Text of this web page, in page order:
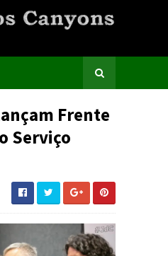
Frente
Serviço